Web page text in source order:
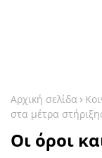
Αρχική σελίδα
στα μέτρα
Οι όροι